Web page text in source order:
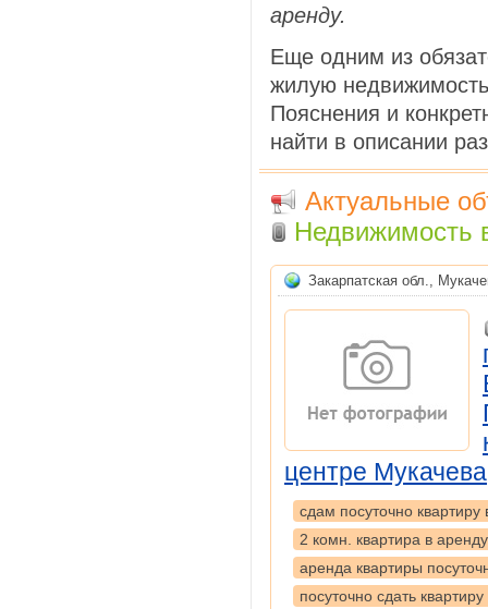
аренду.
Еще одним из
жилую
Пояснения и
найти в описании
Актуальные
Недвижимость
Закарпатская обл.,
центре Мукачева
сдам посуточно квартиру
2 комн. квартира в
аренда квартиры
посуточно сдать